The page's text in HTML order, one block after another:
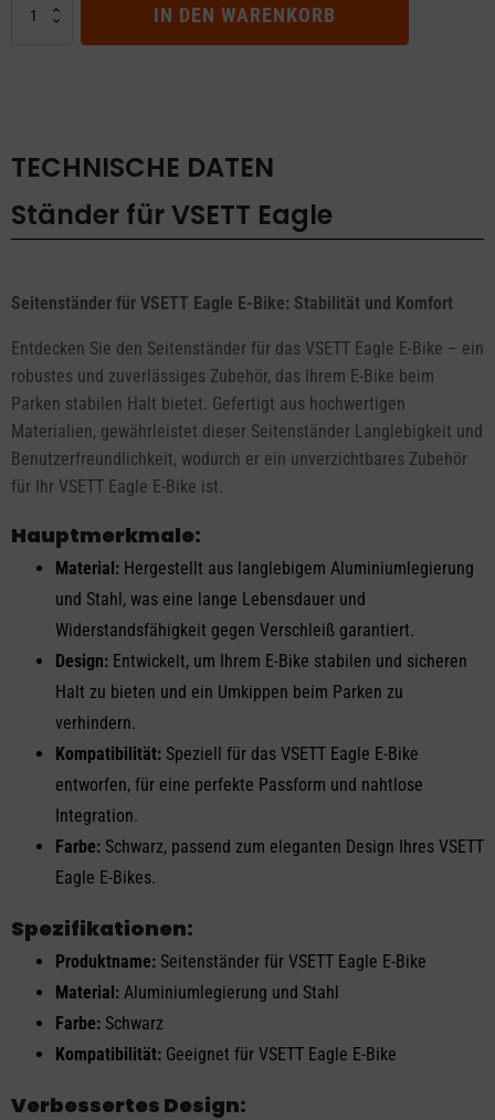
IN DEN WARENKORB
TECHNISCHE DATEN
Ständer für VSETT Eagle
Seitenständer für VSETT Eagle E-Bike: Stabilität und Komfort
Entdecken Sie den Seitenständer für das VSETT Eagle E-Bike – ein
robustes und zuverlässiges Zubehör, das Ihrem E-Bike beim
Parken stabilen Halt bietet. Gefertigt aus hochwertigen
Materialien, gewährleistet dieser Seitenständer Langlebigkeit und
Benutzerfreundlichkeit, wodurch er ein unverzichtbares Zubehör
für Ihr VSETT Eagle E-Bike ist.
Hauptmerkmale:
Material: Hergestellt aus langlebigem Aluminiumlegierung
und Stahl, was eine lange Lebensdauer und
Widerstandsfähigkeit gegen Verschleiß garantiert.
Design: Entwickelt, um Ihrem E-Bike stabilen und sicheren
Halt zu bieten und ein Umkippen beim Parken zu
verhindern.
Kompatibilität: Speziell für das VSETT Eagle E-Bike
entworfen, für eine perfekte Passform und nahtlose
Integration.
Farbe: Schwarz, passend zum eleganten Design Ihres VSETT
Eagle E-Bikes.
Spezifikationen:
Produktname: Seitenständer für VSETT Eagle E-Bike
Material: Aluminiumlegierung und Stahl
Farbe: Schwarz
Kompatibilität: Geeignet für VSETT Eagle E-Bike
Verbessertes Design: